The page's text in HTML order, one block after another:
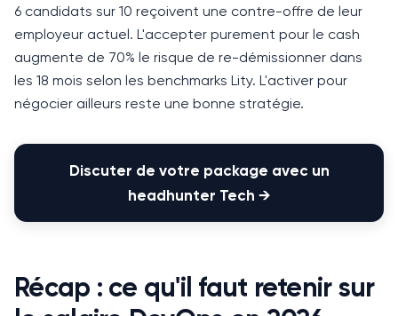
6 candidats sur 10 reçoivent une contre-offre de leur
employeur actuel. L'accepter purement pour le cash
augmente de 70% le risque de re-démissionner dans
les 18 mois selon les benchmarks Lity. L'activer pour
négocier ailleurs reste une bonne stratégie.
Discuter de votre package avec un
headhunter Tech →
Récap : ce qu'il faut retenir sur